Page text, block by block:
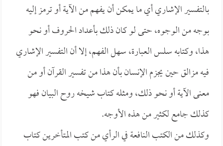
بالتفسير الإشاري أي ما يمكن أن يفهم من الآية أو ترمز إليه
بوجه من الوجوه، حتى لو كان ذلك بأعداد الحروف أو نحو
هذا، وكتابه سلس العبارة، سهل الفهم، إلا أن التفسير الإشاري
فيه مزالق حين يجزم الإنسان بأن هذا من تفسير القرآن أو من
معنى الآية أو نحو ذلك، ومثله كتاب شيخه روح البيان فهو
كذلك جامع لكثير من هذه الأوجه.
وكذلك من الكتب النافعة في الرأي من كتب المتأخرين كتاب